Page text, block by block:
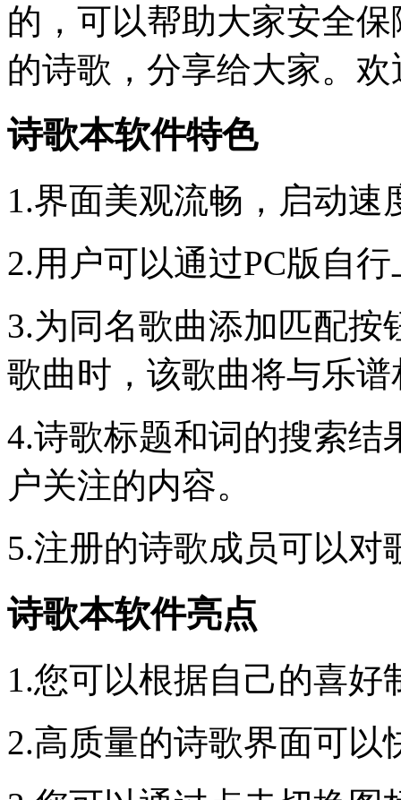
的，可以帮助大家安全
的诗歌，分享给大家。
诗歌本软件特色
1.界面美观流畅，启动速
2.用户可以通过PC版自
3.为同名歌曲添加匹配
歌曲时，该歌曲将与乐
4.诗歌标题和词的搜索结
户关注的内容。
5.注册的诗歌成员可以对
诗歌本软件亮点
1.您可以根据自己的喜
2.高质量的诗歌界面可以